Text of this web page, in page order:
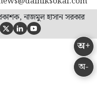
অ-
অ+
নাজমুল হাসান সরকার
  